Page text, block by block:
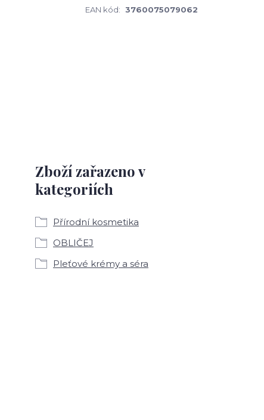
EAN kód: 3760075079062
Zboží zařazeno v
kategoriích
Přírodní kosmetika
OBLIČEJ
Pleťové krémy a séra